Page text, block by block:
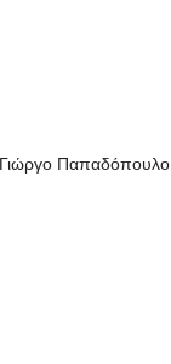
Παπαδόπουλο